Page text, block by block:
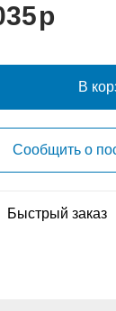
В
Сообщить о
Быстрый заказ